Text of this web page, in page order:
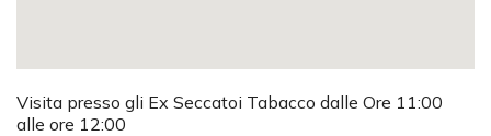
Visita presso gli Ex Seccatoi Tabacco dalle Ore 11:00
alle ore 12:00